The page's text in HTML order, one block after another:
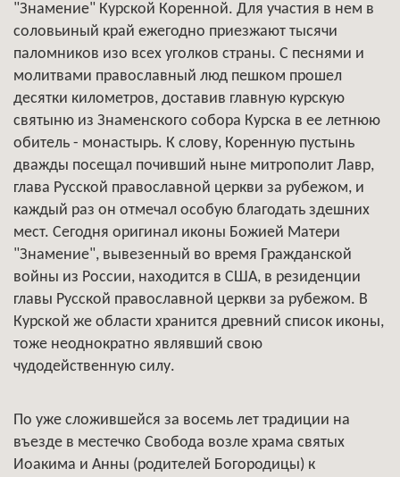
"Знамение" Курской Коренной. Для участия в нем в
соловьиный край ежегодно приезжают тысячи
паломников изо всех уголков страны. С песнями и
молитвами православный люд пешком прошел
десятки километров, доставив главную курскую
святыню из Знаменского собора Курска в ее летнюю
обитель - монастырь. К слову, Коренную пустынь
дважды посещал почивший ныне митрополит Лавр,
глава Русской православной церкви за рубежом, и
каждый раз он отмечал особую благодать здешних
мест. Сегодня оригинал иконы Божией Матери
"Знамение", вывезенный во время Гражданской
войны из России, находится в США, в резиденции
главы Русской православной церкви за рубежом. В
Курской же области хранится древний список иконы,
тоже неоднократно являвший свою
чудодейственную силу.
По уже сложившейся за восемь лет традиции на
въезде в местечко Свобода возле храма святых
Иоакима и Анны (родителей Богородицы) к